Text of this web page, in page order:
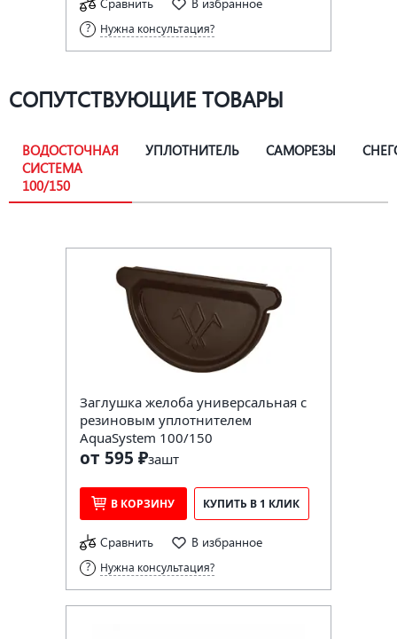
Нужна консультация?
СОПУТСТВУЮЩИЕ ТОВАРЫ
ВОДОСТОЧНАЯ
СИСТЕМА
100/150
УПЛОТНИТЕЛЬ САМОРЕЗЫ
Заглушка желоба универсальная с
резиновым уплотнителем
AquaSystem 100/150
от 595 ₽зашт
В КОРЗИНУ КУПИТЬ В 1 КЛИК
Сравнить В избранное
Нужна консультация?